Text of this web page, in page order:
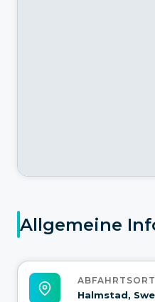
Allgemeine
ABFAHRTSORT
Halmstad,